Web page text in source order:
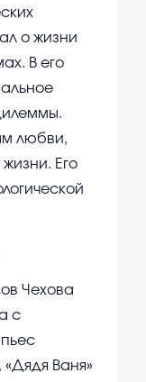
о жизни
В его
любви,
Его
Чехова
с
Ваня»